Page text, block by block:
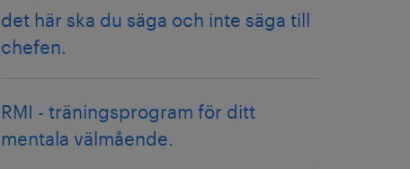
det här ska du säga och inte säga till
chefen.
RMI - träningsprogram för ditt
mentala välmående.